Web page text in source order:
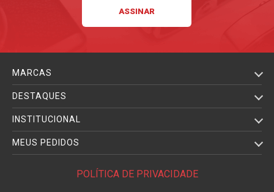
MARCAS
DESTAQUES
INSTITUCIONAL
MEUS PEDIDOS
POLÍTICA DE PRIVACIDADE